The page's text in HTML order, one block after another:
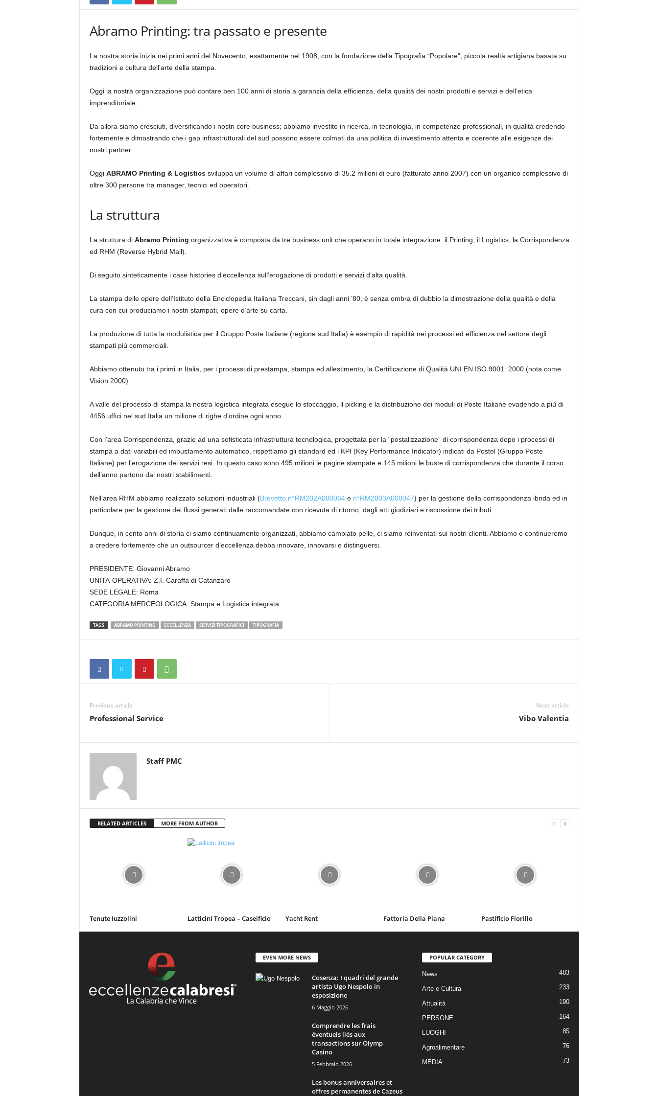
Abramo Printing: tra passato e presente
La nostra storia inizia nei primi anni del Novecento, esattamente nel 1908, con la fondazione della Tipografia “Popolare”, piccola realtà artigiana basata su
tradizioni e cultura dell’arte della stampa.
Oggi la nostra organizzazione può contare ben 100 anni di storia a garanzia della efficienza, della qualità dei nostri prodotti e servizi e dell’etica
imprenditoriale.
Da allora siamo cresciuti, diversificando i nostri core business; abbiamo investito in ricerca, in tecnologia, in competenze professionali, in qualità credendo
fortemente e dimostrando che i gap infrastrutturali del sud possono essere colmati da una politica di investimento attenta e coerente alle esigenze dei
nostri partner.
Oggi ABRAMO Printing & Logisticssviluppa un volume di affari complessivo di 35.2 milioni di euro (fatturato anno 2007) con un organico complessivo di
oltre 300 persone tra manager, tecnici ed operatori.
La struttura
La struttura di Abramo Printing organizzativa è composta da tre business unit che operano in totale integrazione: il Printing , il Logistics, la Corrispondenza
ed RHM (Reverse Hybrid Mail).
Di seguito sinteticamente i case histories d’eccellenza sull’erogazione di prodotti e servizi d’alta qualità.
La stampa delle opere dell’Istituto della Enciclopedia Italiana Treccani, sin dagli anni ’80, è senza ombra di dubbio la dimostrazione della qualità e della
cura con cui produciamo i nostri stampati, opere d’arte su carta.
La produzione di tutta la modulistica per il Gruppo Poste Italiane(regione sud Italia) è esempio di rapidità nei processi ed efficienza nel settore degli
stampati più commerciali.
Abbiamo ottenuto tra i primi in Italia, per i processi di prestampa, stampa ed allestimento, la Certificazione di Qualità UNI EN ISO 9001: 2000(nota come
Vision 2000)
A valle del processo di stampa la nostra logistica integrata esegue lo stoccaggio, il picking e la distribuzione dei moduli di Poste Italiane evadendo a più di
4456 uffici nel sud Italia un milione di righe d’ordine ogni anno.
Con l’area Corrispondenza, grazie ad una sofisticata infrastruttura tecnologica, progettata per la “postalizzazione” di corrispondenza dopo i processi di
stampa a dati variabili ed imbustamento automatico, rispettiamo gli standard ed i KPI (Key Performance Indicator) indicati da Postel (Gruppo Poste
Italiane) per l’erogazione dei servizi resi. In questo caso sono 495 milioni le pagine stampate e 145 milioni le buste di corrispondenza che durante il corso
dell’anno partono dai nostri stabilimenti.
Nell’area RHM abbiamo realizzato soluzioni industriali (Brevetto n°RM202A000064e n°RM2003A000047) per la gestione della corrispondenza ibrida ed in
particolare per la gestione dei flussi generati dalle raccomandate con ricevuta di ritorno, dagli atti giudiziari e riscossione dei tributi.
Dunque, in cento anni di storia ci siamo continuamente organizzati, abbiamo cambiato pelle, ci siamo reinventati sui nostri clienti. Abbiamo e continueremo
a credere fortemente che un outsourcer d’eccellenza debba innovare, innovarsi e distinguersi.
PRESIDENTE: Giovanni Abramo
UNITA’ OPERATIVA: Z.I. Caraffa di Catanzaro
SEDE LEGALE: Roma
CATEGORIA MERCEOLOGICA: Stampa e Logistica integrata
TAGS ABRAMO PRINTING ECCELLENZA SERVIZI TIPOGRAFICI TIPOGRAFIA
Previous article
Professional Service
Next article
Vibo Valentia
Staff PMC
RELATED ARTICLES MORE FROM AUTHOR
Tenute Iuzzolini Latticini Tropea – Caseificio Yacht Rent Fattoria Della Piana Pastificio Fiorillo
EVEN MORE NEWS
Cosenza: I quadri del grande
artista Ugo Nespolo in
esposizione
6 Maggio 2026
Comprendre les frais
éventuels liés aux
transactions sur Olymp
Casino
5 Febbraio 2026
Les bonus anniversaires et
offres permanentes de Cazeus
POPULAR CATEGORY
News 483
Arte e Cultura 233
Attualità 190
PERSONE 164
LUOGHI 85
Agroalimentare 76
MEDIA 73